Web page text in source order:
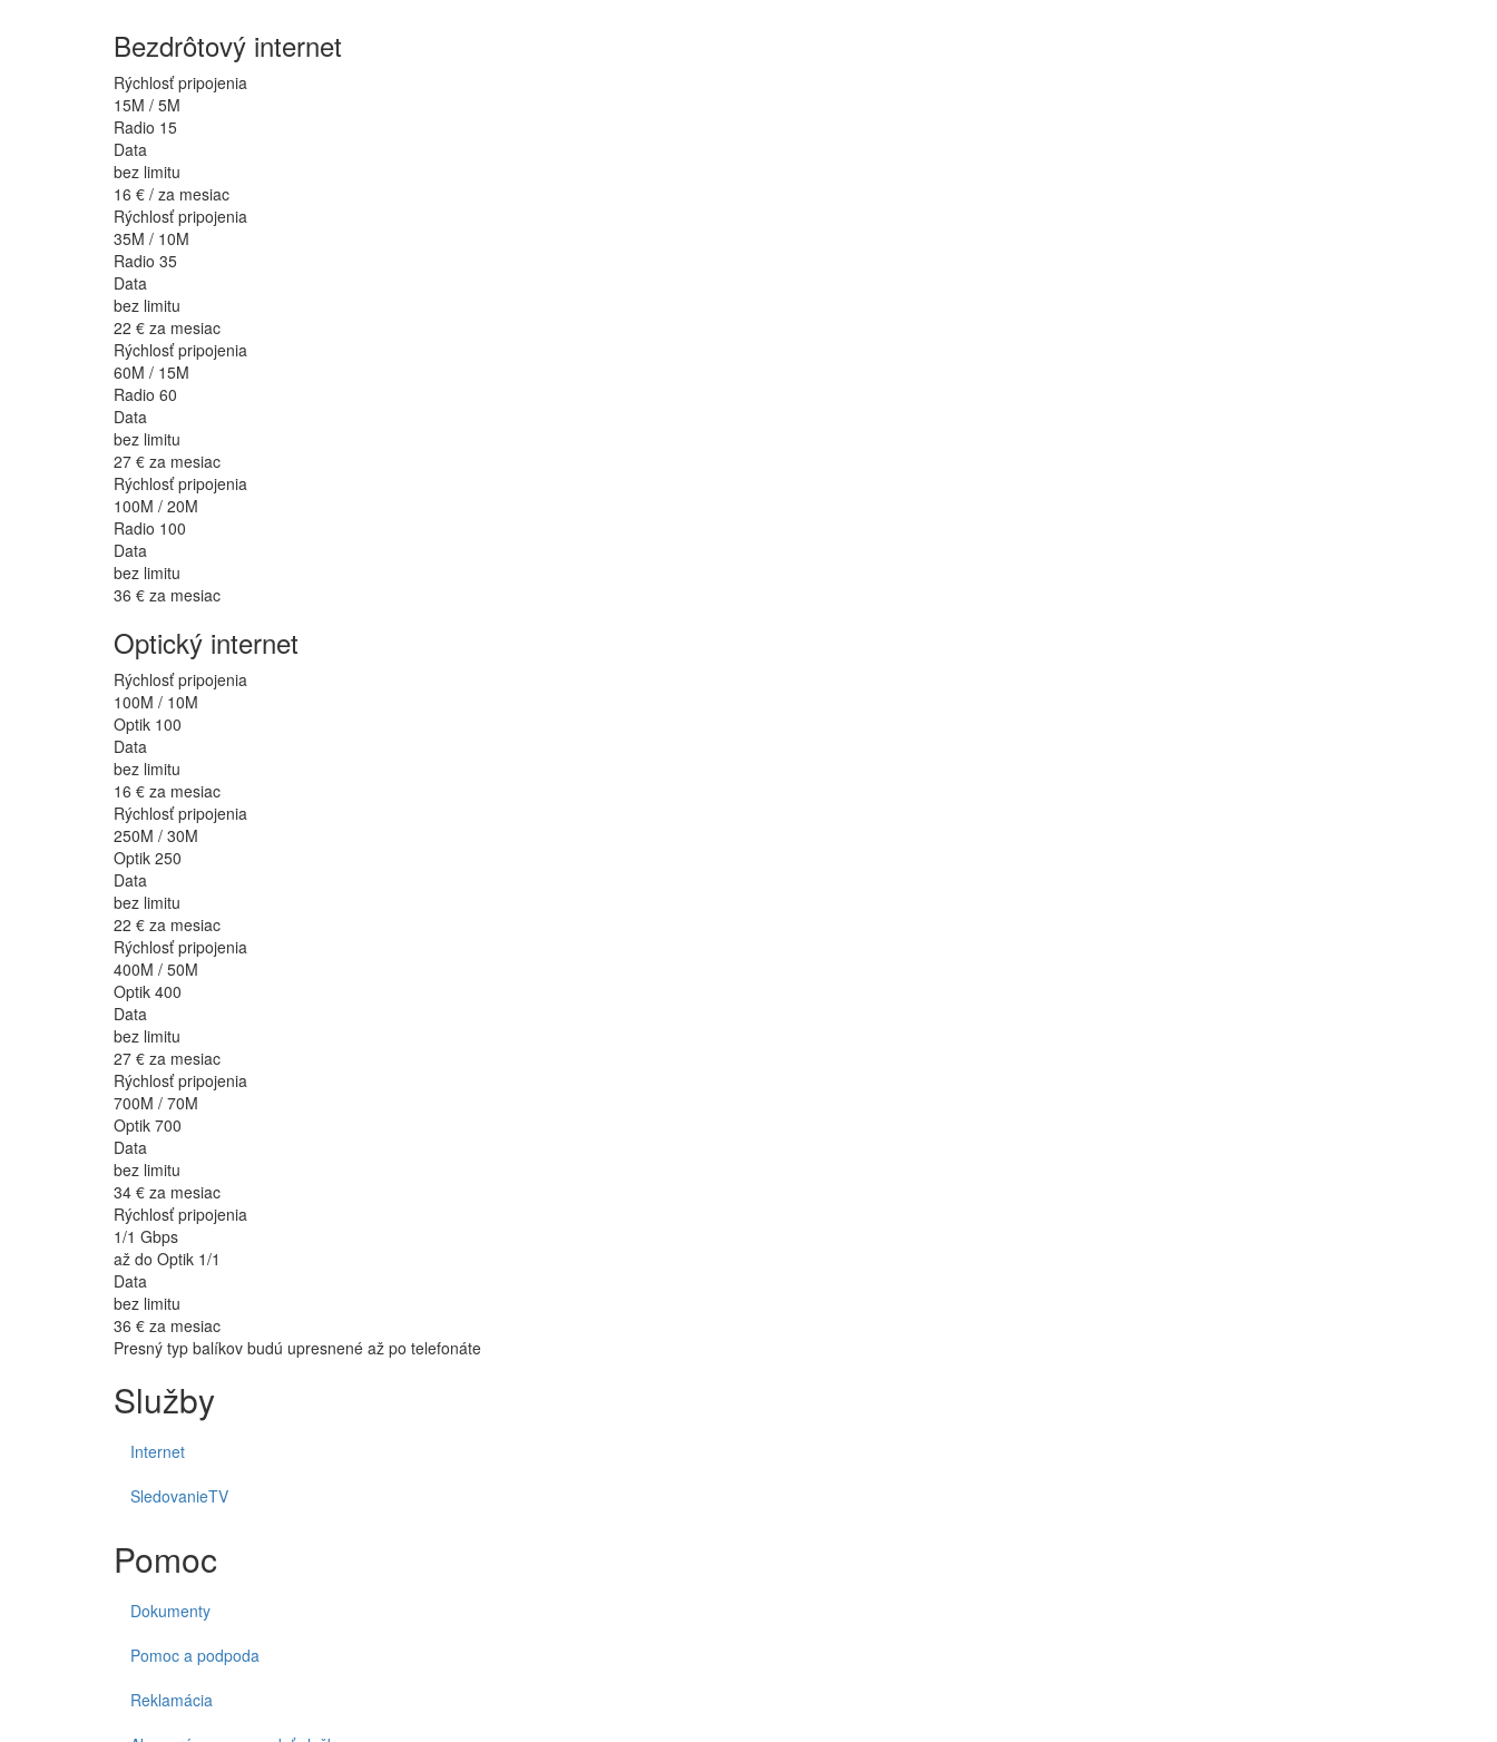
Bezdrôtový internet
Rýchlosť pripojenia
15M / 5M
Radio 15
Data
bez limitu
16 € / za mesiac
Rýchlosť pripojenia
35M / 10M
Radio 35
Data
bez limitu
22 € za mesiac
Rýchlosť pripojenia
60M / 15M
Radio 60
Data
bez limitu
27 € za mesiac
Rýchlosť pripojenia
100M / 20M
Radio 100
Data
bez limitu
36 € za mesiac
Optický internet
Rýchlosť pripojenia
100M / 10M
Optik 100
Data
bez limitu
16 € za mesiac
Rýchlosť pripojenia
250M / 30M
Optik 250
Data
bez limitu
22 € za mesiac
Rýchlosť pripojenia
400M / 50M
Optik 400
Data
bez limitu
27 € za mesiac
Rýchlosť pripojenia
700M / 70M
Optik 700
Data
bez limitu
34 € za mesiac
Rýchlosť pripojenia
1/1 Gbps
až do Optik 1/1
Data
bez limitu
36 € za mesiac
Presný typ balíkov budú upresnené až po telefonáte
Služby
Internet
SledovanieTV
Pomoc
Dokumenty
Pomoc a podpoda
Reklamácia